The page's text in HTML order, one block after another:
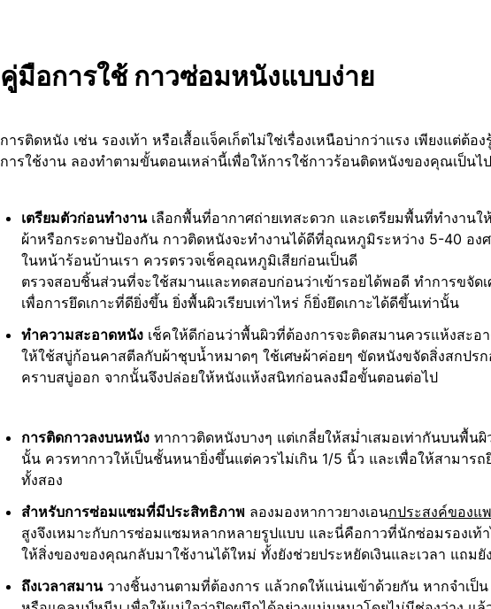
คู่มือการใช้ กาวซ่อมหนังแบบง่าย
การติดหนัง เช่น รองเท้า หรือเสื้อแจ็คเก็ตไม่ใช่เรื่องเหนือบ่ากว่าแรง เพียงแต่ต้
การใช้งาน ลองทำตามขั้นตอนเหล่านี้เพื่อให้การใช้กาวร้อนติดหนังของคุณเป็น
เตรียมตัวก่อนทำงานเลือกพื้นที่อากาศถ่ายเทสะดวก และเตรียมพื้นที่ทำงาน
ผ้าหรือกระดาษป้องกัน กาวติดหนังจะทำงานได้ดีที่อุณหภูมิระหว่าง 5-40 อง
ในหน้าร้อนบ้านเรา ควรตรวจเช็คอุณหภูมิเสียก่อนเป็นดี
ตรวจสอบชิ้นส่วนที่จะใช้สมานและทดสอบก่อนว่าเข้ารอยได้พอดี ทำการขจัด
เพื่อการยึดเกาะที่ดียิ่งขึ้น ยิ่งพื้นผิวเรียบเท่าไหร่ ก็ยิ่งยึดเกาะได้ดีขึ้นเท่านั้น
ทำความสะอาดหนังเช็คให้ดีก่อนว่าพื้นผิวที่ต้องการจะติดสมานควรแห้งสะอ
ให้ใช้สบู่ก้อนคาสตีลกับผ้าชุบน้ำหมาดๆ ใช้เศษผ้าค่อยๆ ขัดหนังขจัดสิ่งสกปร
คราบสบู่ออก จากนั้นจึงปล่อยให้หนังแห้งสนิทก่อนลงมือขั้นตอนต่อไป
การติดกาวลงบนหนังทากาวติดหนังบางๆ แต่เกลี่ยให้สม่ำเสมอเท่ากันบนพื้น
นั้น ควรทากาวให้เป็นชั้นหนายิ่งขึ้นแต่ควรไม่เกิน 1/5 นิ้ว และเพื่อให้สามาร
ทั้งสอง
สำหรับการซ่อมแซมที่มีประสิทธิภาพ ลองมองหากาวยางเอนกประสงค์ของแ
สูงจึงเหมาะกับการซ่อมแซมหลากหลายรูปแบบ และนี่คือกาวที่นักซ่อมรองเท้
ให้สิ่งของของคุณกลับมาใช้งานได้ใหม่ ทั้งยังช่วยประหยัดเงินและเวลา แถมยั
ถึงเวลาสมานวางชิ้นงานตามที่ต้องการ แล้วกดให้แน่นเข้าด้วยกัน หากจำเป็